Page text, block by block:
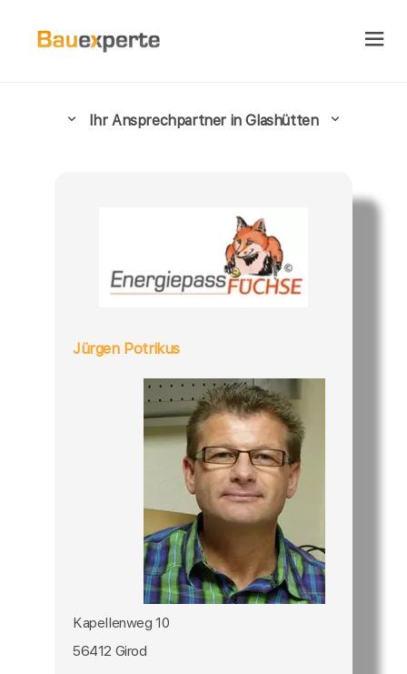
Ihr Ansprechpartner in Glashütten
Jürgen Potrikus
Kapellenweg 10
56412 Girod